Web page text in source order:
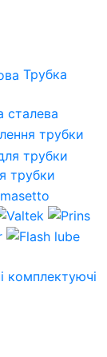
Трубка
сталева
трубки
трубки
комплектуючі